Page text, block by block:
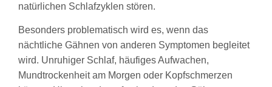
natürlichen Schlafzyklen stören.
Besonders problematisch wird es, wenn das
nächtliche Gähnen von anderen Symptomen begleitet
wird. Unruhiger Schlaf, häufiges Aufwachen,
Mundtrockenheit am Morgen oder Kopfschmerzen